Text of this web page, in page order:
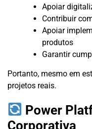
Apoiar
Contribuir
Apoiar
produtos
Garantir
Portanto, mesmo em
projetos reais.
Power
Corporativa